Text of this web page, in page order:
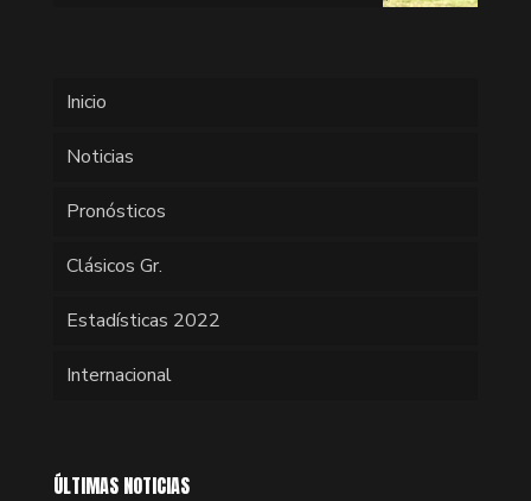
Inicio
Noticias
Pronósticos
Clásicos Gr.
Estadísticas 2022
Internacional
ÚLTIMAS NOTICIAS